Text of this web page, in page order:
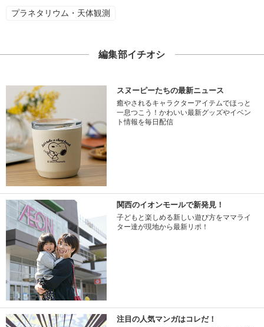
プラネタリウム・天体観測
編集部イチオシ
スヌーピーたちの最新ニュース
癒やされるキャラクターアイテムでほっと
一息つこう！かわいい最新グッズやイベン
ト情報を毎日配信
関西のイオンモールで新発見！
子どもと楽しめる新しい遊び方をママライ
ター達が現地から最新リポ！
注目の人気マンガはコレだ！